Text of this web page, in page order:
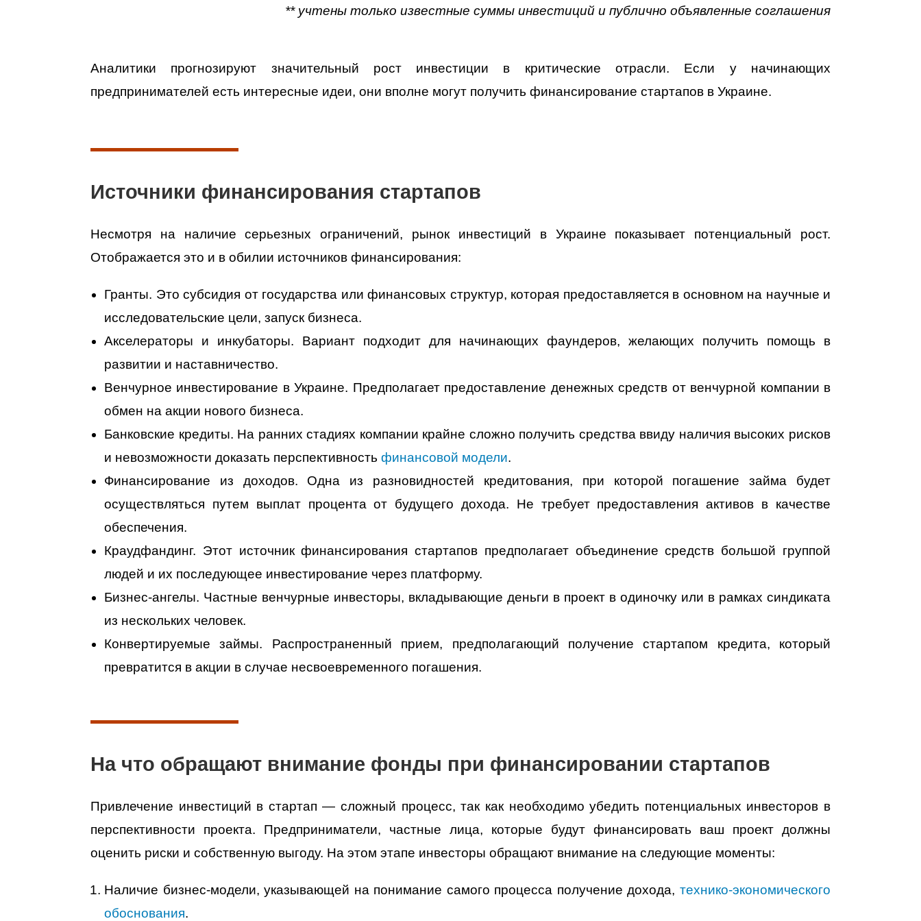
** учтены только известные суммы инвестиций и публично объявленные соглашения
Аналитики прогнозируют значительный рост инвестиции в критические отрасли. Если у начинающих
предпринимателей есть интересные идеи, они вполне могут получить финансирование стартапов в Украине.
Источники финансирования стартапов
Несмотря на наличие серьезных ограничений, рынок инвестиций в Украине показывает потенциальный рост.
Отображается это и в обилии источников финансирования:
Гранты. Это субсидия от государства или финансовых структур, которая предоставляется в основном на научные и
исследовательские цели, запуск бизнеса.
Акселераторы и инкубаторы. Вариант подходит для начинающих фаундеров, желающих получить помощь в
развитии и наставничество.
Венчурное инвестирование в Украине. Предполагает предоставление денежных средств от венчурной компании в
обмен на акции нового бизнеса.
Банковские кредиты. На ранних стадиях компании крайне сложно получить средства ввиду наличия высоких рисков
и невозможности доказать перспективность финансовой модели.
Финансирование из доходов. Одна из разновидностей кредитования, при которой погашение займа будет
осуществляться путем выплат процента от будущего дохода. Не требует предоставления активов в качестве
обеспечения.
Краудфандинг. Этот источник финансирования стартапов предполагает объединение средств большой группой
людей и их последующее инвестирование через платформу.
Бизнес-ангелы. Частные венчурные инвесторы, вкладывающие деньги в проект в одиночку или в рамках синдиката
из нескольких человек.
Конвертируемые займы. Распространенный прием, предполагающий получение стартапом кредита, который
превратится в акции в случае несвоевременного погашения.
На что обращают внимание фонды при финансировании стартапов
Привлечение инвестиций в стартап — сложный процесс, так как необходимо убедить потенциальных инвесторов в
перспективности проекта. Предприниматели, частные лица, которые будут финансировать ваш проект должны
оценить риски и собственную выгоду. На этом этапе инвесторы обращают внимание на следующие моменты:
Наличие бизнес-модели, указывающей на понимание самого процесса получение дохода, технико-экономического
обоснования.